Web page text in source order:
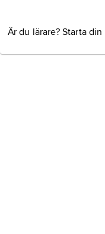
Är du lärare? Starta